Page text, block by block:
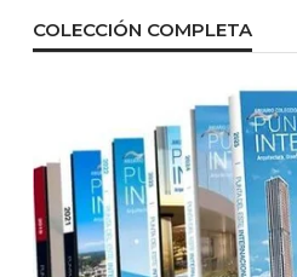
COLECCIÓN COMPLETA